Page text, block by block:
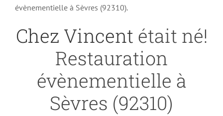
évènementielle à Sèvres (92310).
Chez Vincent était né!
Restauration
évènementielle à
Sèvres (92310)